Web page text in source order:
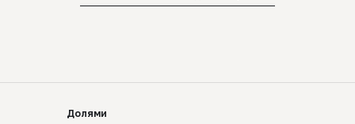
Долями